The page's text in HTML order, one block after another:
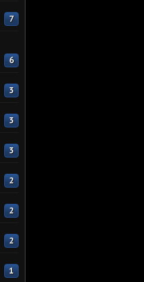
7
6
3
3
3
2
2
2
1